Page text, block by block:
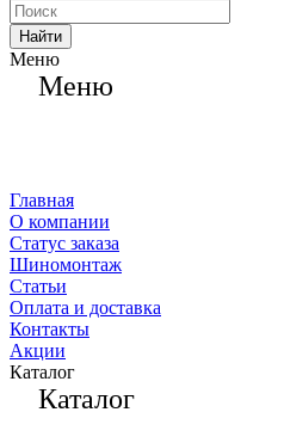
Найти
Меню
Меню
Главная
О компании
Статус заказа
Шиномонтаж
Статьи
Оплата и доставка
Контакты
Акции
Каталог
Каталог